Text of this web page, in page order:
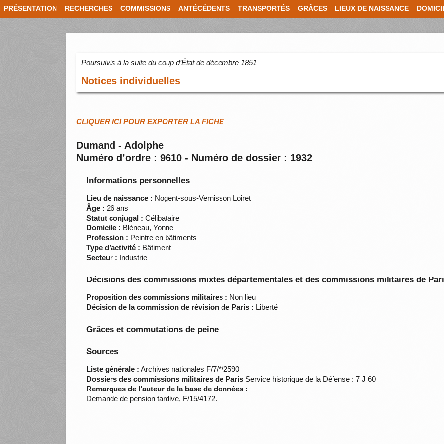
PRÉSENTATION RECHERCHES COMMISSIONS ANTÉCÉDENTS TRANSPORTÉS GRÂCES LIEUX DE NAISSANCE
Poursuivis à la suite du coup d’État de décembre 1851
Notices individuelles
CLIQUER ICI POUR EXPORTER LA FICHE
Dumand - Adolphe
Numéro d’ordre : 9610 - Numéro de dossier : 1932
Informations personnelles
Lieu de naissance : Nogent-sous-Vernisson Loiret
Âge : 26 ans
Statut conjugal : Célibataire
Domicile : Bléneau, Yonne
Profession : Peintre en bâtiments
Type d’activité : Bâtiment
Secteur : Industrie
Décisions des commissions mixtes départementales et des commissions militaires de
Proposition des commissions militaires : Non lieu
Décision de la commission de révision de Paris : Liberté
Grâces et commutations de peine
Sources
Liste générale : Archives nationales F/7/*/2590
Dossiers des commissions militaires de Paris Service historique de la Défense : 7 J 60
Remarques de l’auteur de la base de données :
Demande de pension tardive, F/15/4172.